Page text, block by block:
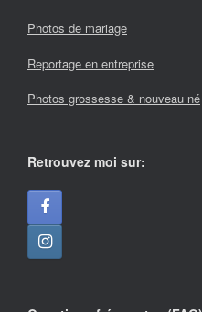
Photos de mariage
Reportage en entreprise
Photos grossesse & nouveau né
Retrouvez moi sur: